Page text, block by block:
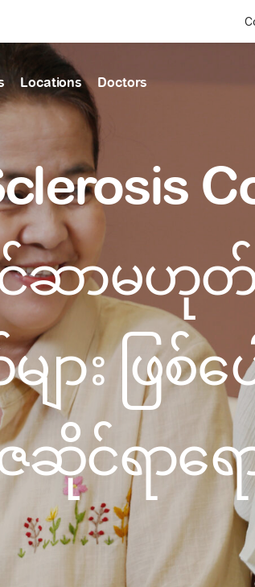
by first letter
D E F G H I J
K
O Q
W
Y Z
keyword
ALL ARTICLES
News &
PRESS RELEASE
16 JAN 2026
CLL HEALTH
Strengthens
Presence in
Myanmar
Acquisition of
Phyu Laboratory
Clinic
Our
Trusted care for
Primary
to elderly
needed
Locations
Our clinics
Dedicated to providing
Shin Saw Pu
A Top-Tier Primary
Local and Expatriate
Doctors
င်ဆာမဟု
း ဖြစ်ပ
ဆိုင်ရာရေ